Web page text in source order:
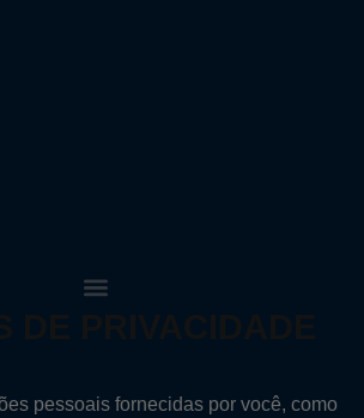
pessoais fornecidas por você, como